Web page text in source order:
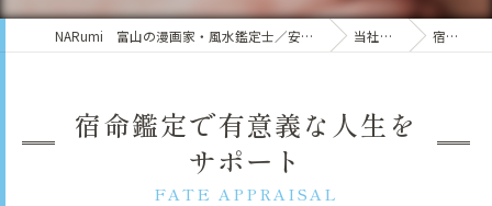
NARumi 富山の漫画家・風水鑑定士／安崎羽美（鳴海マイカ） 当社の特徴 宿命鑑定
宿命鑑定で有意義な人生を
サポート
FATE APPRAISAL